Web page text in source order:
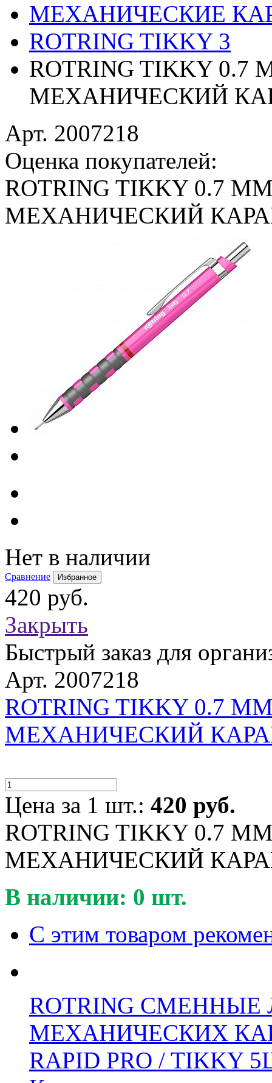
МЕХАНИЧЕСКИЕ
ROTRING TIKKY 3
ROTRING TIKKY 0.7
МЕХАНИЧЕСКИЙ
Арт. 2007218
Оценка покупателей:
ROTRING TIKKY 0.7
МЕХАНИЧЕСКИЙ
Нет в наличии
Сравнение Избранное
420 руб.
Закрыть
Быстрый заказ для
Арт. 2007218
ROTRING TIKKY 0.7
МЕХАНИЧЕСКИЙ
Цена за 1 шт.: 420 руб.
ROTRING TIKKY 0.7
МЕХАНИЧЕСКИЙ
В наличии: 0 шт.
С этим товаром
ROTRING
МЕХАНИЧЕСКИХ
RAPID PRO / TIKKY